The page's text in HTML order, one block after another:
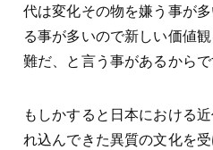
代は変化その物を嫌う事が
る事が多いので新しい価値
難だ、と言う事があるからで
もしかすると日本における
れ込んできた異質の文化を